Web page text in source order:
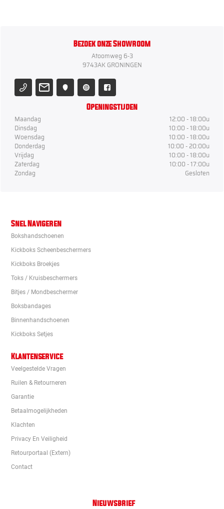
Bezoek onze Showroom
Atoomweg 6-3
9743AK GRONINGEN
Openingstijden
Maandag
12:00 - 18:00u
Dinsdag
10:00 - 18:00u
Woensdag
10:00 - 18:00u
Donderdag
10:00 - 20:00u
Vrijdag
10:00 - 18:00u
Zaterdag
10:00 - 17:00u
Zondag
Gesloten
Snel Navigeren
Bokshandschoenen
Kickboks Scheenbeschermers
Kickboks Broekjes
Toks / Kruisbeschermers
Bitjes / Mondbeschermer
Boksbandages
Binnenhandschoenen
Kickboks Setjes
Klantenservice
Veelgestelde Vragen
Ruilen & Retourneren
Garantie
Betaalmogelijkheden
Klachten
Privacy En Veiligheid
Retourportaal (extern)
Contact
Nieuwsbrief